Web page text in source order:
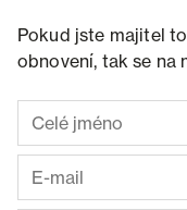
Pokud jste majitel
obnovení, tak se na